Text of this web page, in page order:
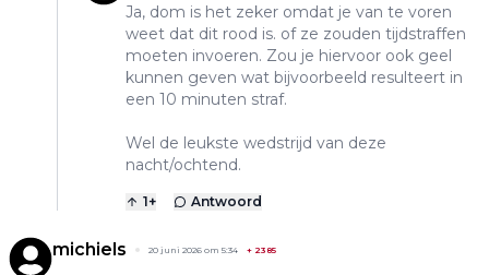
Ja, dom is het zeker omdat je van te voren
weet dat dit rood is. of ze zouden tijdstraffen
moeten invoeren. Zou je hiervoor ook geel
kunnen geven wat bijvoorbeeld resulteert in
een 10 minuten straf.
Wel de leukste wedstrijd van deze
nacht/ochtend.
1+ Antwoord
michiels 20 juni 2026 om 5:34 + 2385